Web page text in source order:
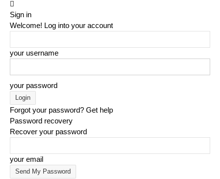
Sign in
Welcome! Log into your account
your username
your password
Forgot your password? Get help
Password recovery
Recover your password
your email